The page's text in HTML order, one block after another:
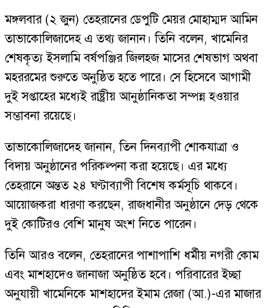
মঙ্গলবার (২ জুন) তেহরানের ডেপুটি মেয়র মোহাম্মদ আমিন
তাভাকোলিজাদেহ এ তথ্য জানান। তিনি বলেন, খামেনির
শেষকৃত্য ইসলামি বর্ষপঞ্জির জিলহজ মাসের শেষভাগ অথবা
মহররমের শুরুতে অনুষ্ঠিত হতে পারে। সে হিসেবে আগামী
দুই সপ্তাহের মধ্যেই রাষ্ট্রীয় আনুষ্ঠানিকতা সম্পন্ন হওয়ার
সম্ভাবনা রয়েছে।
তাভাকোলিজাদেহ জানান, তিন দিনব্যাপী শোকযাত্রা ও
বিদায় অনুষ্ঠানের পরিকল্পনা করা হয়েছে। এর মধ্যে
তেহরানে অন্তত ২৪ ঘণ্টাব্যাপী বিশেষ কর্মসূচি থাকবে।
আয়োজকরা ধারণা করছেন, রাজধানীর অনুষ্ঠানে দেড় থেকে
দুই কোটিরও বেশি মানুষ অংশ নিতে পারেন।
তিনি আরও বলেন, তেহরানের পাশাপাশি ধর্মীয় নগরী কোম
এবং মাশহাদেও জানাজা অনুষ্ঠিত হবে। পরিবারের ইচ্ছা
অনুযায়ী খামেনিকে মাশহাদের ইমাম রেজা (আ.)-এর মাজার